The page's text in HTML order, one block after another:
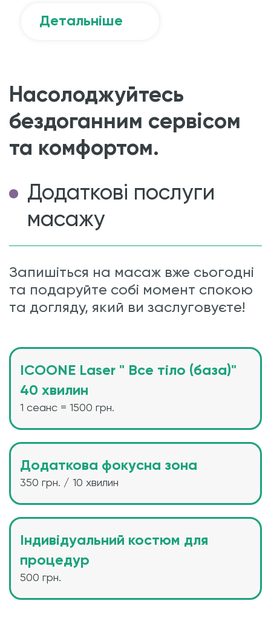
Детальніше
Насолоджуйтесь
бездоганним сервісом
та комфортом.
Додаткові послуги
масажу
Запишіться на масаж вже сьогодні
та подаруйте собі момент спокою
та догляду, який ви заслуговуєте!
ICOONE Laser " Все тіло (база)"
40 хвилин
1 сеанс = 1500 грн.
Додаткова фокусна зона
350 грн. / 10 хвилин
Індивідуальний костюм для
процедур
500 грн.